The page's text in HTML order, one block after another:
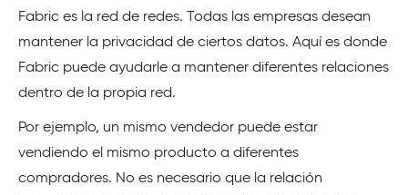
Fabric es la red de redes. Todas las empresas desean
mantener la privacidad de ciertos datos. Aquí es donde
Fabric puede ayudarle a mantener diferentes relaciones
dentro de la propia red.
Por ejemplo, un mismo vendedor puede estar
vendiendo el mismo producto a diferentes
compradores. No es necesario que la relación